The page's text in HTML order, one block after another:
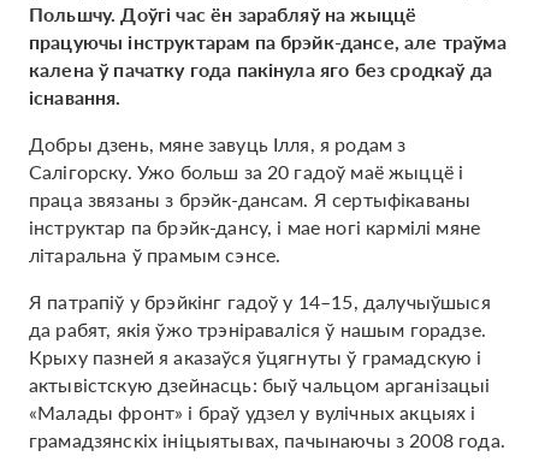
Польшчу. Доўгі час ён зарабляў на жыццё
працуючы інструктарам па брэйк-дансе, але траўма
калена ў пачатку года пакінула яго без сродкаў да
існавання.
Добры дзень, мяне завуць Ілля, я родам з
Салігорску. Ужо больш за 20 гадоў маё жыццё і
праца звязаны з брэйк-дансам. Я сертыфікаваны
інструктар па брэйк-дансу, і мае ногі кармілі мяне
літаральна ў прамым сэнсе.
Я патрапіў у брэйкінг гадоў у 14–15, далучыўшыся
да рабят, якія ўжо трэніраваліся ў нашым горадзе.
Крыху пазней я аказаўся ўцягнуты ў грамадскую і
актывістскую дзейнасць: быў чальцом арганізацыі
«Малады фронт» і браў удзел у вулічных акцыях і
грамадзянскіх ініцыятывах, пачынаючы з 2008 года.